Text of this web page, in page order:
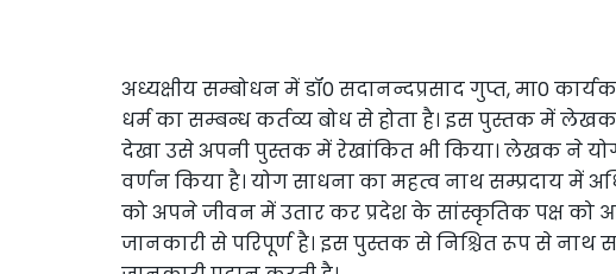
अध्यक्षीय सम्बोधन में डॉ0 सदानन्दप्रसाद गुप्त, मा0
धर्म का सम्बन्ध कर्तव्य बोध से होता है। इस पुस्तक में
देखा उसे अपनी पुस्तक में रेखांकित भी किया। लेखक ने
वर्णन किया है। योग साधना का महत्व नाथ सम्प्रदाय में
को अपने जीवन में उतार कर प्रदेश के सांस्कृतिक पक्ष को
जानकारी से परिपूर्ण है। इस पुस्तक से निश्चित रूप से नाथ